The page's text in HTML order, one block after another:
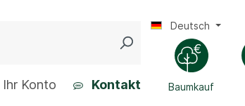
Ihr Konto Kontakt Baumkauf
Deutsch